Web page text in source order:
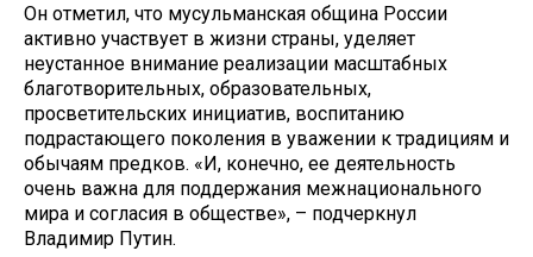
Он отметил, что мусульманская община России
активно участвует в жизни страны, уделяет
неустанное внимание реализации масштабных
благотворительных, образовательных,
просветительских инициатив, воспитанию
подрастающего поколения в уважении к традициям и
обычаям предков. «И, конечно, ее деятельность
очень важна для поддержания межнационального
мира и согласия в обществе», – подчеркнул
Владимир Путин.